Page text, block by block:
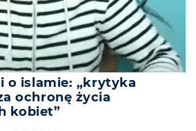
o islamie: „krytyka
ochronę życia
kobiet”